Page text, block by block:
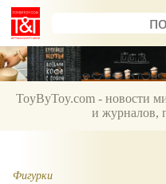
ToyByToy.com - новости
и журналов,
Фигурки